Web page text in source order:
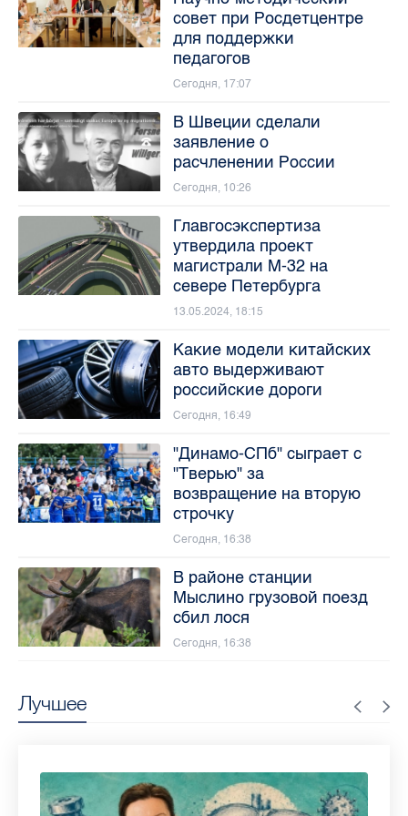
Лучшее
совет при Росдетцентре
для поддержки
педагогов
Сегодня, 17:07
В Швеции сделали
заявление о
расчленении России
Сегодня, 10:26
Главгосэкспертиза
утвердила проект
магистрали М-32 на
севере Петербурга
13.05.2024, 18:15
Какие модели китайских
авто выдерживают
российские дороги
Сегодня, 16:49
"Динамо-СПб" сыграет с
"Тверью" за
возвращение на вторую
строчку
Сегодня, 16:38
В районе станции
Мыслино грузовой поезд
сбил лося
Сегодня, 16:38